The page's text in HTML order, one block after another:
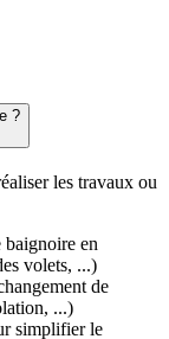
?
les travaux ou
baignoire en
volets, ...)
de
...)
simplifier le